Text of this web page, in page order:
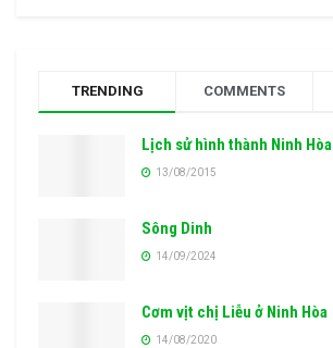
TRENDING COMMENTS
Lịch sử hình thành Ninh Hòa
13/08/2015
Sông Dinh
14/09/2024
Cơm vịt chị Liễu ở Ninh Hòa
14/08/2020